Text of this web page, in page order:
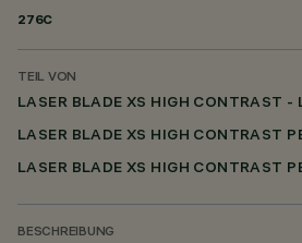
276C
TEIL VON
LASER BLADE XS HIGH CONTRAST -
LASER BLADE XS HIGH CONTRAST
LASER BLADE XS HIGH CONTRAST
BESCHREIBUNG